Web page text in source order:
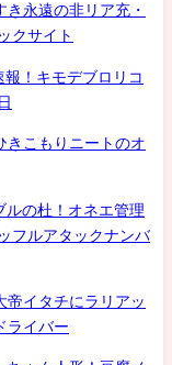
永遠の非リア充・
クサイト
！キモデブロリコ
こもりニートのオ
ルの杜！オネエ管理
フルアタックナンバ
帝イタチにラリアッ
ライバー